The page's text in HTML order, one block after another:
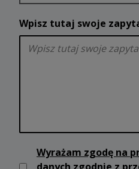
Wpisz tutaj swoje
Wyrażam zgodę na